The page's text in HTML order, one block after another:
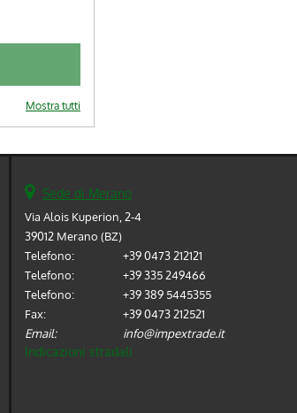
Mostra tutti
Sede di Merano
Via Alois Kuperion, 2-4
39012 Merano (BZ)
Telefono:
+39 0473 212121
Telefono:
+39 335 249466
Telefono:
+39 389 5445355
Fax:
+39 0473 212521
Email:
info@impextrade.it
Indicazioni stradali